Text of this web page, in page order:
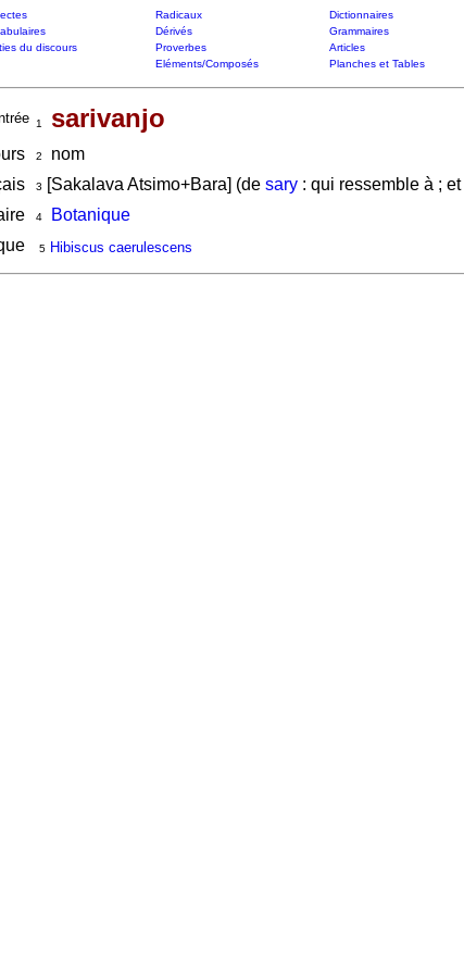
Radicaux Dictionnaires
Dérivés Grammaires
du discours Proverbes Articles
Eléments/Composés Planches et Tables
1 sarivanjo
2
nom
3 [Sakalava Atsimo+Bara] (de sary: qui ressemble à ; et
4
Botanique
5 Hibiscus caerulescens